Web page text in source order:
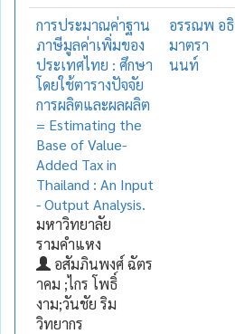
การประมาณค่าฐาน
ภาษีมูลค่าเพิ่มของ
ประเทศไทย : ศึกษา
โดยใช้ตารางปัจจัย
การผลิตและผลผลิต
= Estimating the
Base of Value-
Added Tax in
Thailand : An Input
- Output Analysis.
มหาวิทยาลัย
รามคำแหง
อสัมภินพงศ์ ฉัตร
าคม ;ไกร โพธิ์
งาม;วันชัย ริม
วิทยากร
อรรณพ อธิ
มาตรา
นนท์